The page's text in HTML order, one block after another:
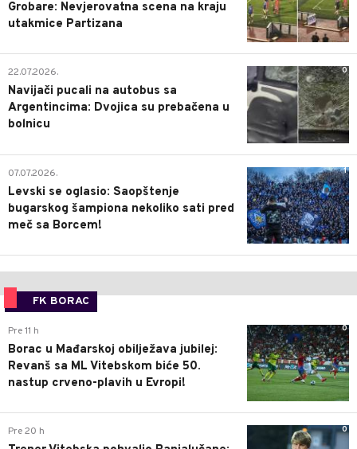
Grobare: Nevjerovatna scena na kraju
utakmice Partizana
0
22.07.2026.
Navijači pucali na autobus sa
Argentincima: Dvojica su prebačena u
bolnicu
1
07.07.2026.
Levski se oglasio: Saopštenje
bugarskog šampiona nekoliko sati pred
meč sa Borcem!
FK BORAC
0
Pre 11 h
Borac u Mađarskoj obilježava jubilej:
Revanš sa ML Vitebskom biće 50.
nastup crveno-plavih u Evropi!
0
Pre 20 h